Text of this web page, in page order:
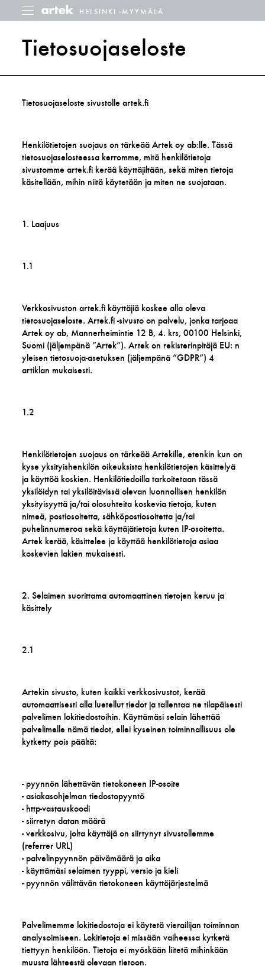
PiilotaHelsinki
HELSINKI -MYYMÄLÄ
Tietosuojaseloste
Tietosuojaseloste sivustolle artek.fi
Henkilötietojen suojaus on tärkeää Artek oy ab:lle. Tässä
tietosuojaselosteessa kerromme, mitä henkilötietoja
sivustomme artek.fi kerää käyttäjiltään, sekä miten tietoja
käsitellään, mihin niitä käytetään ja miten ne suojataan.
1. Laajuus
1.1
Verkkosivuston artek.fi käyttäjiä koskee alla oleva
tietosuojaseloste. Artek.fi -sivusto on palvelu, jonka tarjoaa
Artek oy ab, Mannerheimintie 12 B, 4. krs, 00100 Helsinki,
Suomi (jäljempänä ”Artek”). Artek on rekisterinpitäjä EU: n
yleisen tietosuoja-asetuksen (jäljempänä ”GDPR”) 4
artiklan mukaisesti.
1.2
Henkilötietojen suojaus on tärkeää Artekille, etenkin kun on
kyse yksityishenkilön oikeuksista henkilötietojen käsittelyä
ja käyttöä koskien. Henkilötiedoilla tarkoitetaan tässä
yksilöidyn tai yksilöitävissä olevan luonnollisen henkilön
yksityisyyttä ja/tai olosuhteita koskevia tietoja, kuten
nimeä, postiosoitetta, sähköpostiosoitetta ja/tai
puhelinnumeroa sekä käyttäjätietoja kuten IP-osoitetta.
Artek kerää, käsittelee ja käyttää henkilötietoja asiaa
koskevien lakien mukaisesti.
2. Selaimen suorittama automaattinen tietojen keruu ja
käsittely
2.1
Artekin sivusto, kuten kaikki verkkosivustot, kerää
automaattisesti alla luetellut tiedot ja tallentaa ne tilapäisesti
palvelimen lokitiedostoihin. Käyttämäsi selain lähettää
palvelimelle nämä tiedot, ellei kyseinen toiminnallisuus ole
kytketty pois päältä:
- pyynnön lähettävän tietokoneen IP-osoite
- asiakasohjelman tiedostopyyntö
- http-vastauskoodi
- siirretyn datan määrä
- verkkosivu, jolta käyttäjä on siirtynyt sivustollemme
(referrer URL)
- palvelinpyynnön päivämäärä ja aika
- käyttämäsi selaimen tyyppi, versio ja kieli
- pyynnön välittävän tietokoneen käyttöjärjestelmä
Palvelimemme lokitiedostoja ei käytetä vierailijan toiminnan
analysoimiseen. Lokitietoja ei missään vaiheessa kytketä
tiettyyn henkilöön. Tietoja ei myöskään liitetä mihinkään
muusta lähteestä olevaan tietoon.